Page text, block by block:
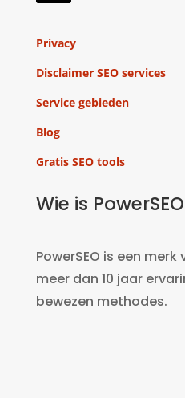
Privacy
Disclaimer SEO services
Service gebieden
Blog
Gratis SEO tools
Wie is PowerSEO
PowerSEO is een merk
meer dan 10 jaar
bewezen methodes.